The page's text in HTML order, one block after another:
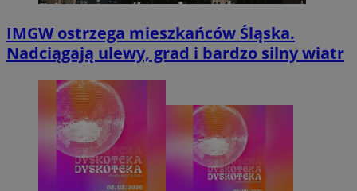
IMGW ostrzega mieszkańców Śląska.
Nadciągają ulewy, grad i bardzo silny wiatr